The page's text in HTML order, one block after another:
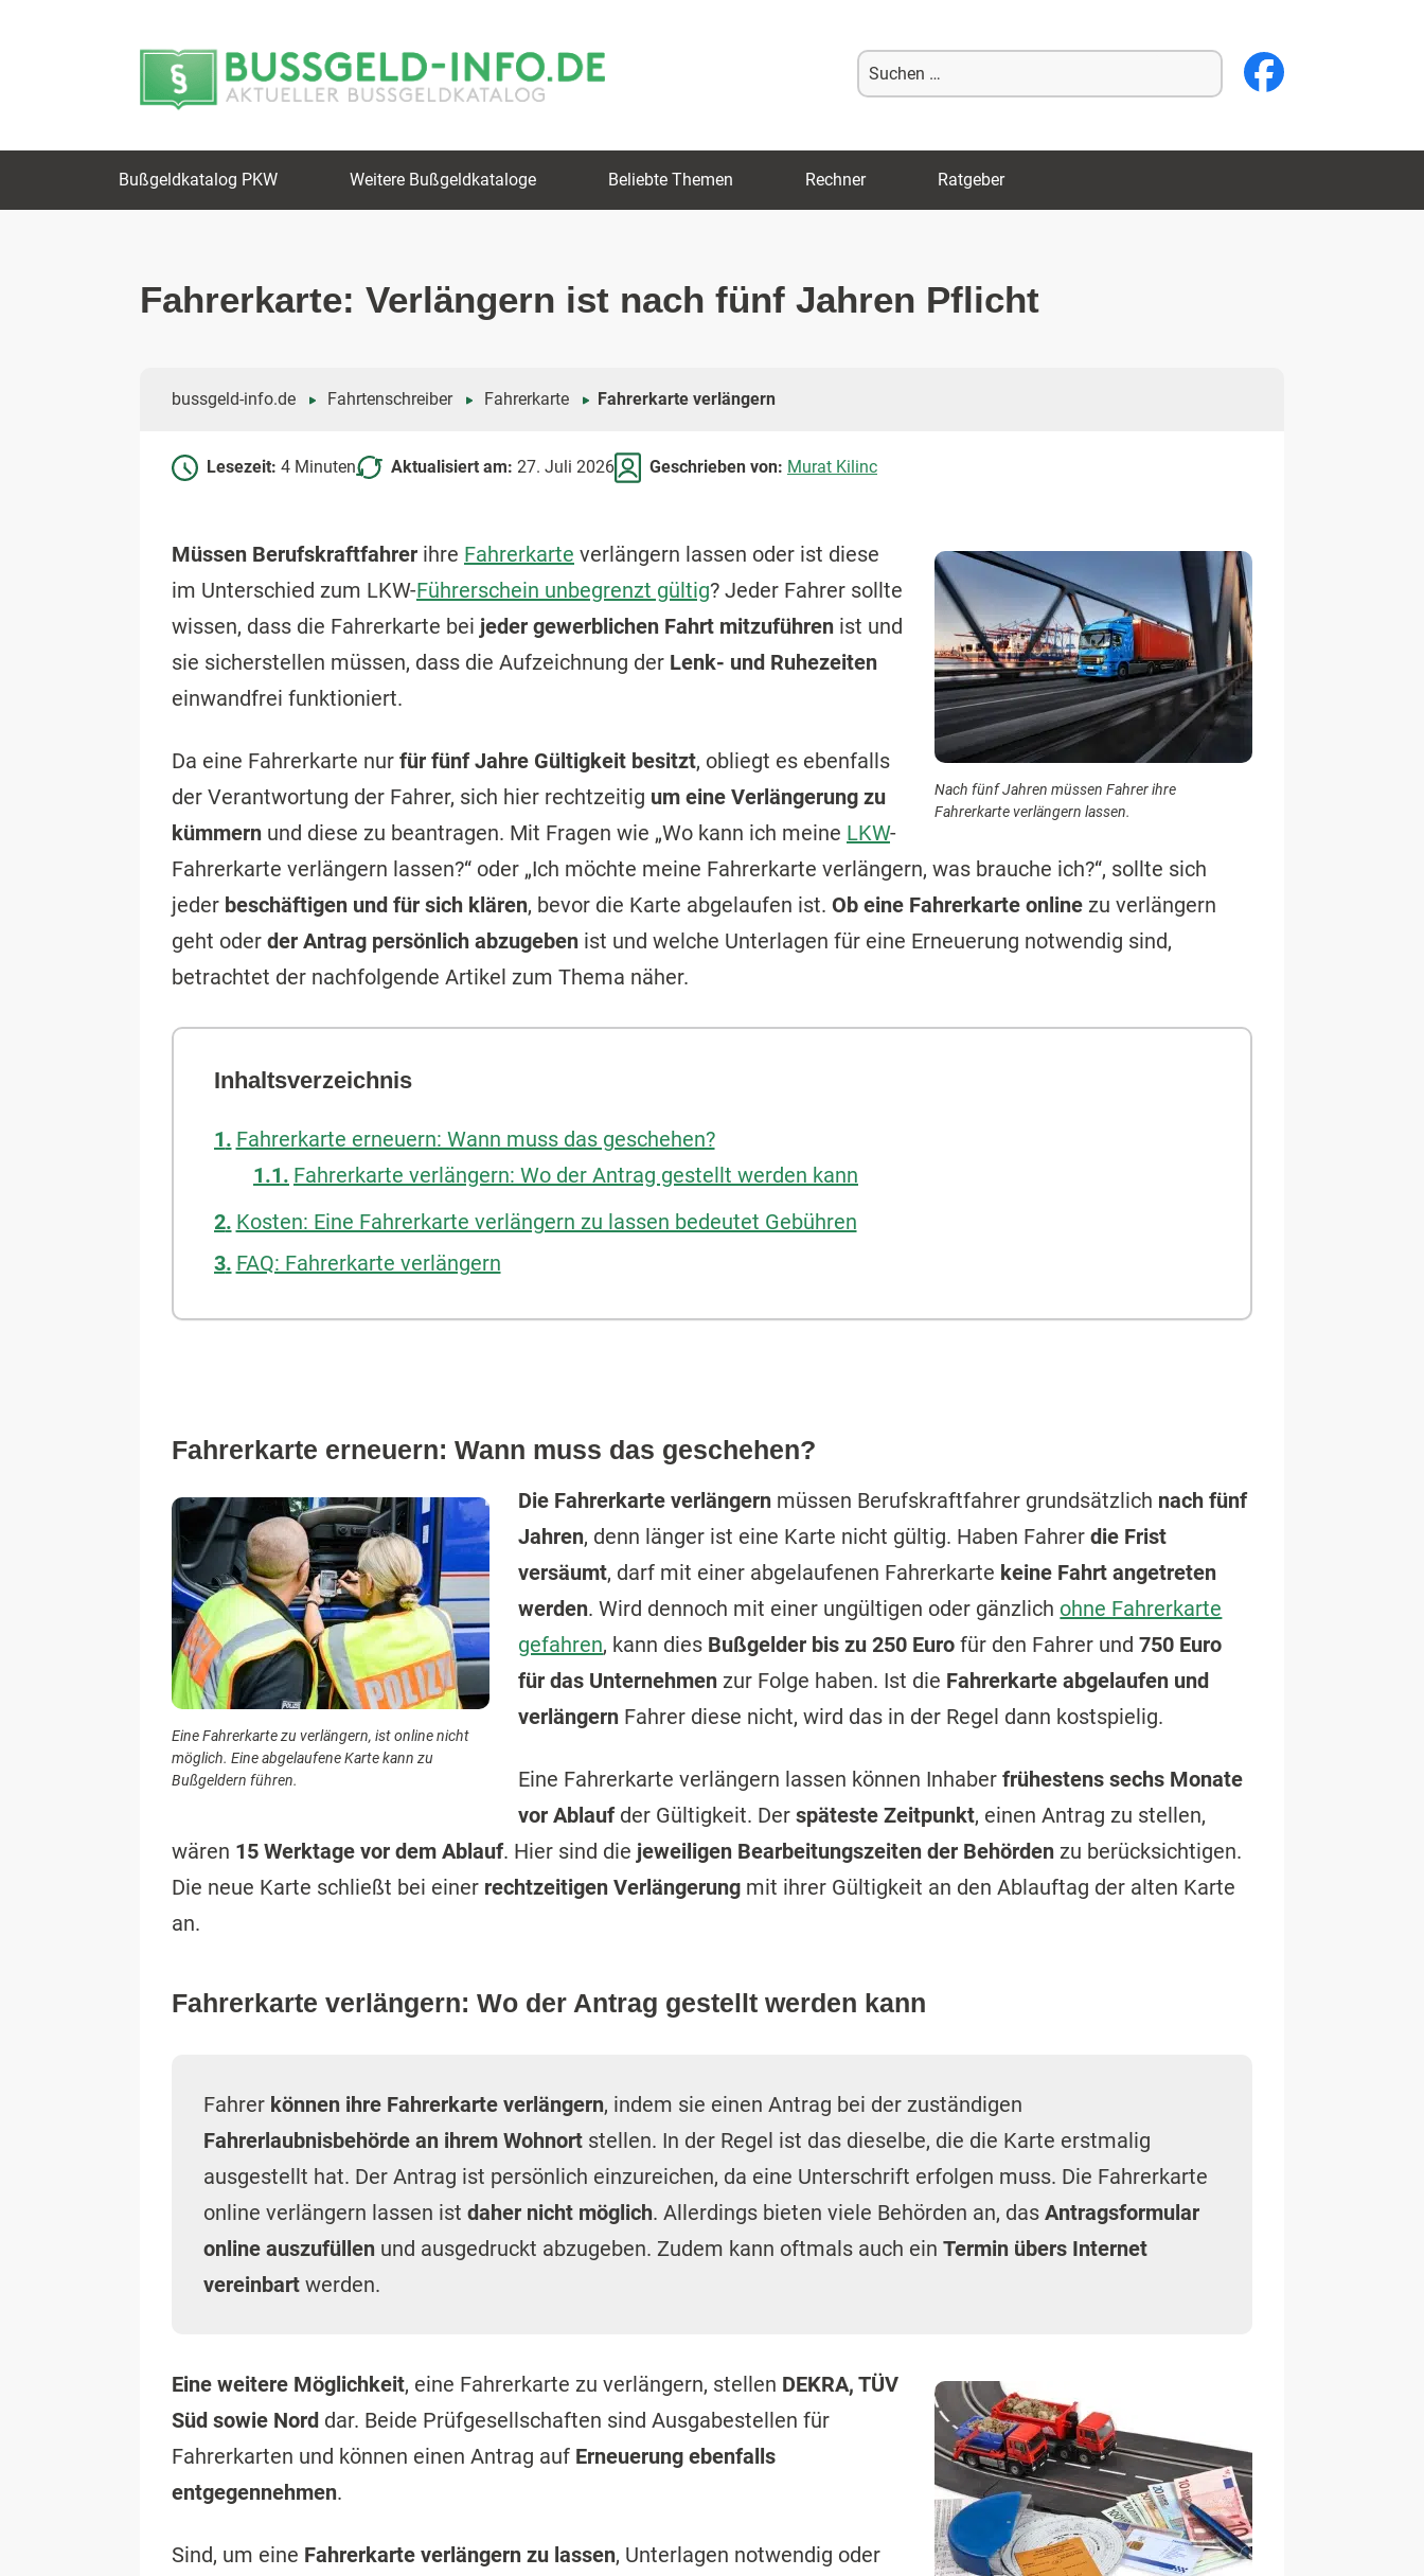
Suche
nach:
Bußgeldkatalog PKW Weitere Bußgeldkataloge Beliebte Themen Rechner Ratgeber
Fahrerkarte: Verlängern ist nach fünf Jahren Pflicht
bussgeld-info.de Fahrtenschreiber Fahrerkarte Fahrerkarte verlängern
Lesezeit: 4 Minuten Aktualisiert am: 27. Juli 2026 Geschrieben von: Murat Kilinc
Nach fünf Jahren müssen Fahrer ihre
Fahrerkarte verlängern lassen.
Müssen Berufskraftfahrer ihre Fahrerkarte verlängern lassen oder ist diese
im Unterschied zum LKW-Führerschein unbegrenzt gültig? Jeder Fahrer sollte
wissen, dass die Fahrerkarte bei jeder gewerblichen Fahrt mitzuführen ist und
sie sicherstellen müssen, dass die Aufzeichnung der Lenk- und Ruhezeiten
einwandfrei funktioniert.
Da eine Fahrerkarte nur für fünf Jahre Gültigkeit besitzt, obliegt es ebenfalls
der Verantwortung der Fahrer, sich hier rechtzeitig um eine Verlängerung zu
kümmern und diese zu beantragen. Mit Fragen wie „Wo kann ich meine LKW-
Fahrerkarte verlängern lassen?“ oder „Ich möchte meine Fahrerkarte verlängern, was brauche ich?“, sollte sich
jeder beschäftigen und für sich klären, bevor die Karte abgelaufen ist. Ob eine Fahrerkarte online zu verlängern
geht oder der Antrag persönlich abzugeben ist und welche Unterlagen für eine Erneuerung notwendig sind,
betrachtet der nachfolgende Artikel zum Thema näher.
Inhaltsverzeichnis
Fahrerkarte erneuern: Wann muss das geschehen?
Fahrerkarte verlängern: Wo der Antrag gestellt werden kann
Kosten: Eine Fahrerkarte verlängern zu lassen bedeutet Gebühren
FAQ: Fahrerkarte verlängern
Fahrerkarte erneuern: Wann muss das geschehen?
Eine Fahrerkarte zu verlängern, ist online nicht
möglich. Eine abgelaufene Karte kann zu
Bußgeldern führen.
Die Fahrerkarte verlängern müssen Berufskraftfahrer grundsätzlich nach fünf
Jahren, denn länger ist eine Karte nicht gültig. Haben Fahrerdie Frist
versäumt, darf mit einer abgelaufenen Fahrerkarte keine Fahrt angetreten
werden. Wird dennoch mit einer ungültigen oder gänzlich ohne Fahrerkarte
gefahren, kann dies Bußgelder bis zu 250 Eurofür den Fahrer und750 Euro
für das Unternehmenzur Folge haben. Ist die Fahrerkarte abgelaufen und
verlängern Fahrer diese nicht, wird das in der Regel dann kostspielig.
Eine Fahrerkarte verlängern lassen können Inhaberfrühestens sechs Monate
vor Ablaufder Gültigkeit. Derspäteste Zeitpunkt, einen Antrag zu stellen,
wären 15 Werktage vor dem Ablauf. Hier sind die jeweiligen Bearbeitungszeiten der Behörden zu berücksichtigen.
Die neue Karte schließt bei einer rechtzeitigen Verlängerung mit ihrer Gültigkeit an den Ablauftag der alten Karte
an.
Fahrerkarte verlängern: Wo der Antrag gestellt werden kann
Fahrer können ihre Fahrerkarte verlängern, indem sie einen Antrag bei der zuständigen
Fahrerlaubnisbehörde an ihrem Wohnort stellen. In der Regel ist das dieselbe, die die Karte erstmalig
ausgestellt hat. Der Antrag ist persönlich einzureichen, da eine Unterschrift erfolgen muss. Die Fahrerkarte
online verlängern lassen ist daher nicht möglich. Allerdings bieten viele Behörden an, das Antragsformular
online auszufüllen und ausgedruckt abzugeben. Zudem kann oftmals auch ein Termin übers Internet
vereinbart werden.
Eine weitere Möglichkeit, eine Fahrerkarte zu verlängern, stellen DEKRA, TÜV
Süd sowie Nord dar. Beide Prüfgesellschaften sind Ausgabestellen für
Fahrerkarten und können einen Antrag auf Erneuerung ebenfalls
entgegennehmen.
Sind, um eine Fahrerkarte verlängern zu lassen, Unterlagen notwendig oder